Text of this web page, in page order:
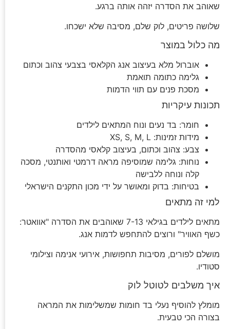
שאוהב את הסדרה יזהה אותה ברגע.
שלושה פריטים, לוק שלם, מסיבה שלא ישכחו.
מה כלול במוצר
אוברול מלא בעיצוב אנג הקלאסי בצבעי צהוב וכתום
גלימה כתומה תואמת
מסכת פנים עם תווי הדמות
תכונות עיקריות
חומר: בד נעים ונוח המתאים לילדים
מידות זמינות: XS, S, M, L
צבע: צהוב וכתום, בעיצוב קלאסי מהסדרה
נוחות: גלימה שמוסיפה מראה דרמטי ואותנטי, מסכה
קלה ונוחה ללבישה
בטיחות: בדוק ומאושר על ידי מכון התקנים הישראלי
למי זה מתאים
מתאים לילדים בגילאי 7-13 שאוהבים את הסדרה "אוואטר:
כשף האוויר" ורוצים להתחפש לדמות אנג.
מושלם לפורים, מסיבות תחפושות, אירועי אנימה וצילומי
סטודיו.
איך משלבים לטוטל לוק
מומלץ להוסיף נעלי בד חומות שמשלימות את המראה
בצורה הכי טבעית.